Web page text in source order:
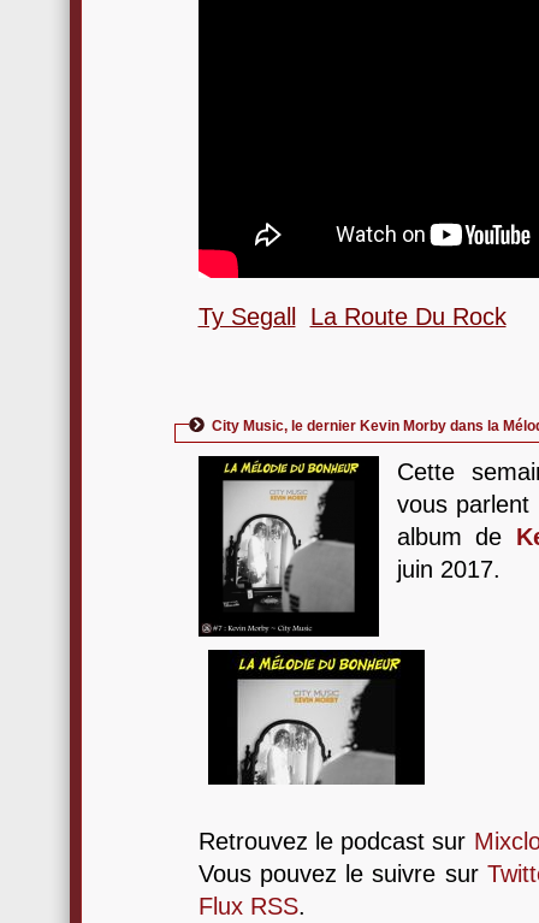
Ty Segall La Route Du Rock
City Music, le dernier Kevin Morby dans la
Cette
vous
album de
juin 2017.
Retrouvez le podcast sur
Vous pouvez le suivre sur
Flux RSS.